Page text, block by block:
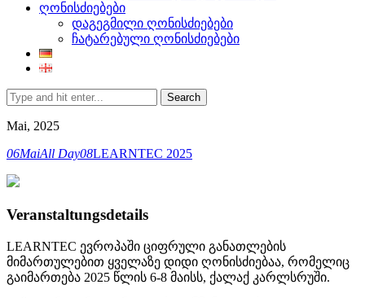
ღონისძიებები
დაგეგმილი ღონისძიებები
ჩატარებული ღონისძიებები
Search
Mai, 2025
06MaiAll Day08LEARNTEC 2025
Veranstaltungsdetails
LEARNTEC ევროპაში ციფრული განათლების
მიმართულებით ყველაზე დიდი ღონისძიებაა, რომელიც
გაიმართება 2025 წლის 6-8 მაისს, ქალაქ კარლსრუში.